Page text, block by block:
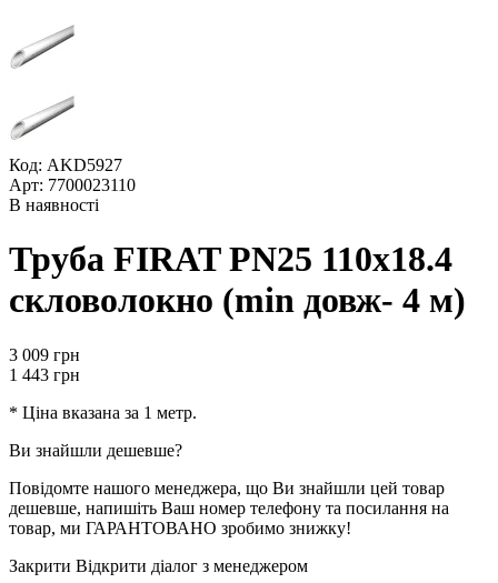
Код: AKD5927
Арт: 7700023110
В наявності
Труба FIRAT PN25 110х18.4
скловолокно (min довж- 4 м)
3 009 грн
1 443 грн
* Ціна вказана за 1 метр.
Ви знайшли дешевше?
Повідомте нашого менеджера, що Ви знайшли цей товар
дешевше, напишіть Ваш номер телефону та посилання на
товар, ми ГАРАНТОВАНО зробимо знижку!
Закрити Відкрити діалог з менеджером